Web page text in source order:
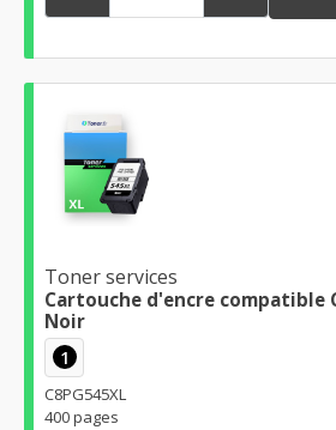
Toner services
Cartouche d'encre compatible
Noir
1
C8PG545XL
400 pages